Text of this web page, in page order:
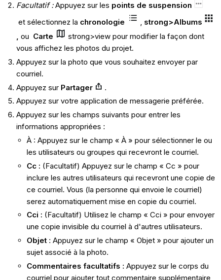
Facultatif :Appuyez sur les points de suspension
et sélectionnez la chronologie , strong>Albums
, ou Carte
strong>view pour modifier la façon dont
vous affichez les photos du projet.
Appuyez sur la photo que vous souhaitez envoyer par
courriel.
Appuyez sur Partager
.
Appuyez sur votre application de messagerie préférée.
Appuyez sur les champs suivants pour entrer les
informations appropriées :
À : Appuyez sur le champ « À » pour sélectionner le ou
les utilisateurs ou groupes qui recevront le courriel.
Cc : (Facultatif) Appuyez sur le champ « Cc » pour
inclure les autres utilisateurs qui recevront une copie de
ce courriel. Vous (la personne qui envoie le courriel)
serez automatiquement mise en copie du courriel.
Cci : (Facultatif) Utilisez le champ « Cci » pour envoyer
une copie invisible du courriel à d'autres utilisateurs.
Objet: Appuyez sur le champ « Objet » pour ajouter un
sujet associé à la photo.
Commentaires facultatifs : Appuyez sur le corps du
courriel pour ajouter tout commentaire supplémentaire